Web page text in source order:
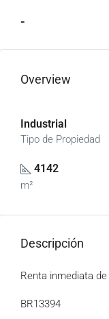
-
Overview
Industrial
Tipo de Propiedad
4142
m²
Descripción
Renta inmediata
BR13394